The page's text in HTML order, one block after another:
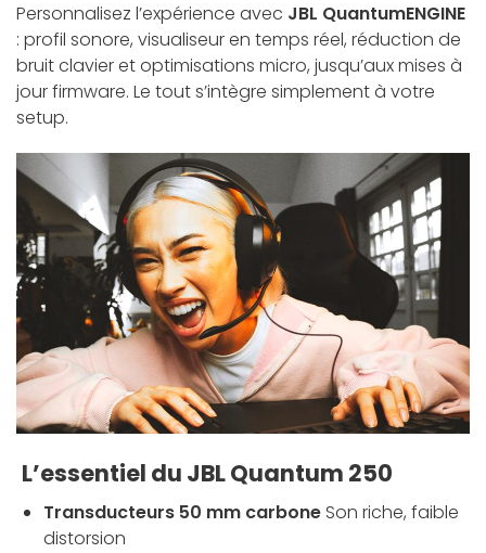
Personnalisez l’expérience avec JBL QuantumENGINE
: profil sonore, visualiseur en temps réel, réduction de
bruit clavier et optimisations micro, jusqu’aux mises à
jour firmware. Le tout s’intègre simplement à votre
setup.
L’essentiel du JBL Quantum 250
Transducteurs 50 mm carbone Son riche, faible
distorsion